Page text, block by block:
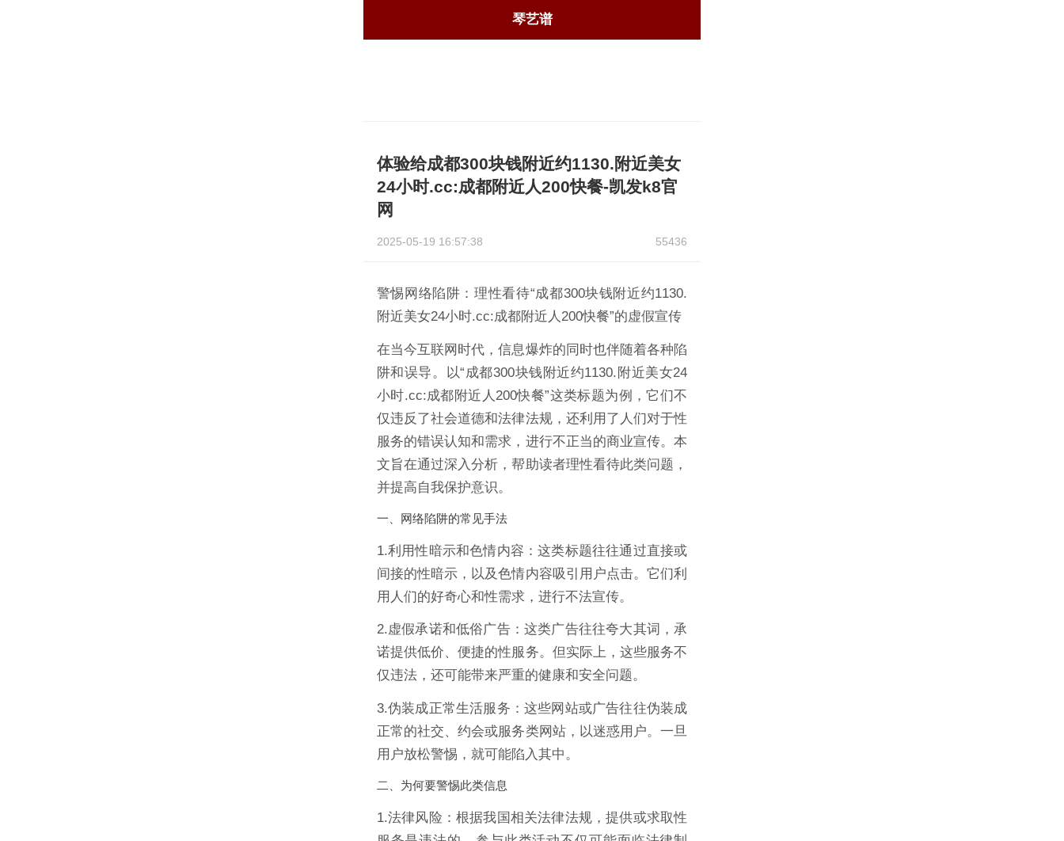
琴艺谱
体验给成都300块钱附近约1130.附近美女
24小时.cc:成都附近人200快餐-凯发k8官
网
2025-05-19 16:57:38 55436
警惕网络陷阱：理性看待“成都300块钱附近约1130.
附近美女24小时.cc:成都附近人200快餐”的虚假宣传
在当今互联网时代，信息爆炸的同时也伴随着各种陷
阱和误导。以“成都300块钱附近约1130.附近美女24
小时.cc:成都附近人200快餐”这类标题为例，它们不
仅违反了社会道德和法律法规，还利用了人们对于性
服务的错误认知和需求，进行不正当的商业宣传。本
文旨在通过深入分析，帮助读者理性看待此类问题，
并提高自我保护意识。
一、网络陷阱的常见手法
1.利用性暗示和色情内容：这类标题往往通过直接或
间接的性暗示，以及色情内容吸引用户点击。它们利
用人们的好奇心和性需求，进行不法宣传。
2.虚假承诺和低俗广告：这类广告往往夸大其词，承
诺提供低价、便捷的性服务。但实际上，这些服务不
仅违法，还可能带来严重的健康和安全问题。
3.伪装成正常生活服务：这些网站或广告往往伪装成
正常的社交、约会或服务类网站，以迷惑用户。一旦
用户放松警惕，就可能陷入其中。
二、为何要警惕此类信息
1.法律风险：根据我国相关法律法规，提供或求取性